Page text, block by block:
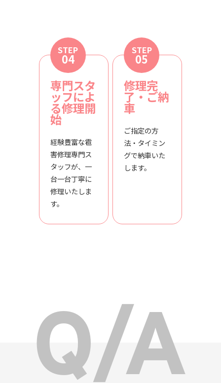
STEP
04
専門スタ
ッフによ
る修理開
始
経験豊富な雹
害修理専門ス
タッフが、一
台一台丁寧に
修理いたしま
す。
STEP
05
修理完
了・ご納
車
ご指定の方
法・タイミン
グで納車いた
します。